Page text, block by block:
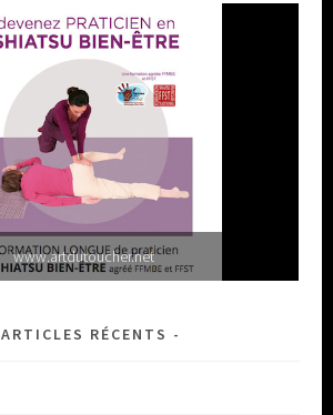
www.artdutoucher.net
ARTICLES RÉCENTS